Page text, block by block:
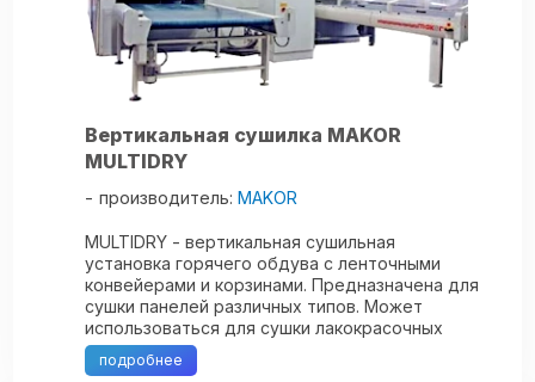
Вертикальная сушилка MAKOR
MULTIDRY
производитель:MAKOR
MULTIDRY - вертикальная сушильная
установка горячего обдува с ленточными
конвейерами и корзинами. Предназначена для
сушки панелей различных типов. Может
использоваться для сушки лакокрасочных
материалов, требующих длительного
периода высыхания, а ...
подробнее